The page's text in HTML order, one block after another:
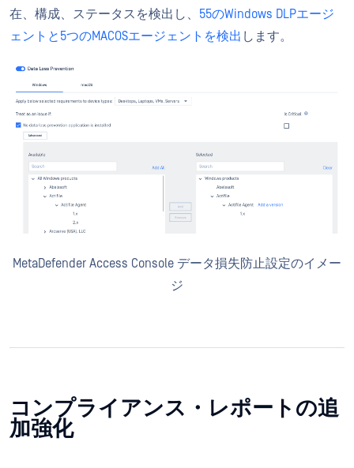
在、構成、ステータスを検出し、 55のWindows DLPエージ
ェントと5つのMACOSエージェントを検出 します。
MetaDefender Access Console データ損失防止設定のイメー
ジ
コンプライアンス・レポートの追
加強化